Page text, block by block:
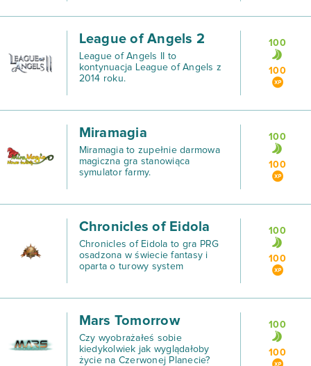
League of Angels 2
League of Angels II to
kontynuacja League of Angels z
2014 roku.
100
100
Miramagia
Miramagia to zupełnie darmowa
magiczna gra stanowiąca
symulator farmy.
100
100
Chronicles of Eidola
Chronicles of Eidola to gra PRG
osadzona w świecie fantasy i
oparta o turowy system
niezależnych pomocników i stają
złowieszczy
100
100
Mars Tomorrow
Czy wyobrażałeś sobie
kiedykolwiek jak wyglądałoby
życie na Czerwonej Planecie?
100
100